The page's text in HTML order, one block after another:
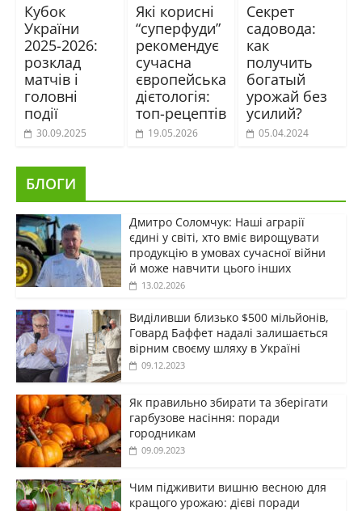
Кубок
України
2025-2026:
розклад
матчів і
головні
події
30.09.2025
Які корисні
“суперфуди”
рекомендує
сучасна
європейська
дієтологія:
топ-рецептів
19.05.2026
Секрет
садовода:
как
получить
богатый
урожай без
усилий?
05.04.2024
БЛОГИ
Дмитро Соломчук: Наші аграрії
єдині у світі, хто вміє вирощувати
продукцію в умовах сучасної війни
й може навчити цього інших
13.02.2026
Виділивши близько $500 мільйонів,
Говард Баффет надалі залишається
вірним своєму шляху в Україні
09.12.2023
Як правильно збирати та зберігати
гарбузове насіння: поради
городникам
09.09.2023
Чим підживити вишню весною для
кращого урожаю: дієві поради